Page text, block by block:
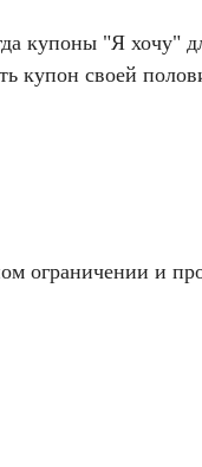
купоны "Я хочу"
купон своей
ограничении и